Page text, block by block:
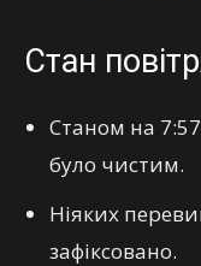
Стан
Станом на
було чистим.
Ніяких
зафіксовано.